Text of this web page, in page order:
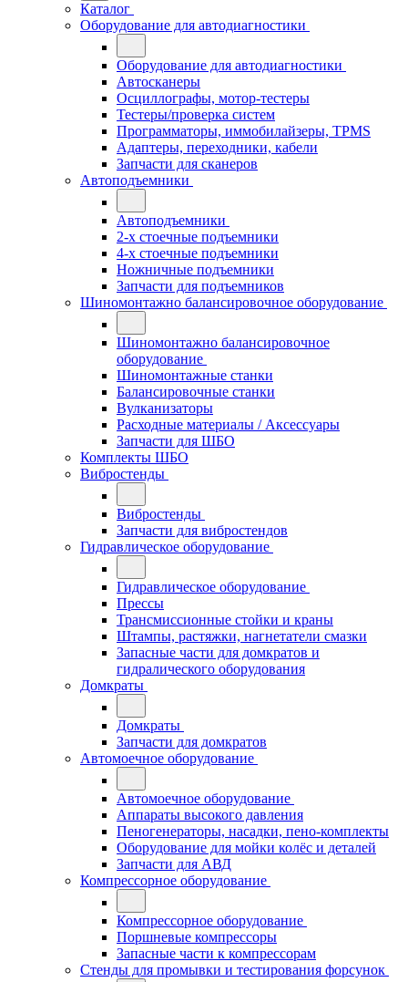
Каталог
Оборудование для автодиагностики
Оборудование для автодиагностики
Автосканеры
Осциллографы, мотор-тестеры
Тестеры/проверка систем
Программаторы, иммобилайзеры, TPMS
Адаптеры, переходники, кабели
Запчасти для сканеров
Автоподъемники
Автоподъемники
2-х стоечные подъемники
4-х стоечные подъемники
Ножничные подъемники
Запчасти для подъемников
Шиномонтажно балансировочное оборудование
Шиномонтажно балансировочное
оборудование
Шиномонтажные станки
Балансировочные станки
Вулканизаторы
Расходные материалы / Аксессуары
Запчасти для ШБО
Комплекты ШБО
Вибростенды
Вибростенды
Запчасти для вибростендов
Гидравлическое оборудование
Гидравлическое оборудование
Прессы
Трансмиссионные стойки и краны
Штампы, растяжки, нагнетатели смазки
Запасные части для домкратов и
гидралического оборудования
Домкраты
Домкраты
Запчасти для домкратов
Автомоечное оборудование
Автомоечное оборудование
Аппараты высокого давления
Пеногенераторы, насадки, пено-комплекты
Оборудование для мойки колёс и деталей
Запчасти для АВД
Компрессорное оборудование
Компрессорное оборудование
Поршневые компрессоры
Запасные части к компрессорам
Стенды для промывки и тестирования форсунок